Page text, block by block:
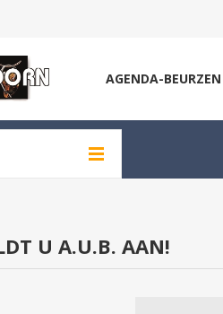
AGENDA-BEURZEN
U A.U.B. AAN!